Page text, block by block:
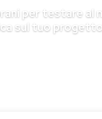
per testare al
sul tuo progetto